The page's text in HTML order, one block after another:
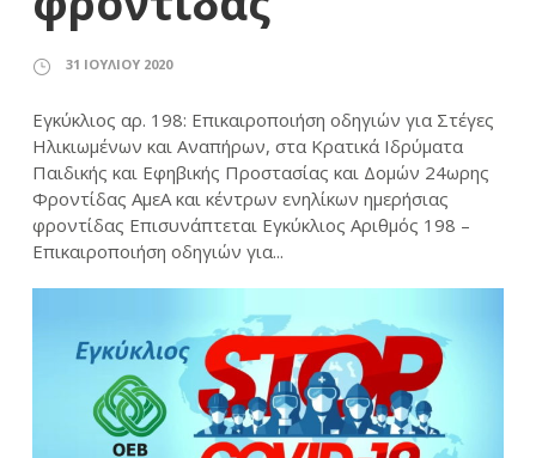
31 ΙΟΥΛΊΟΥ 2020
Εγκύκλιος αρ. 198: Eπικαιροποιήση οδηγιών για Στέγες
Ηλικιωμένων και Αναπήρων, στα Κρατικά Ιδρύματα
Παιδικής και Εφηβικής Προστασίας και Δομών 24ωρης
Φροντίδας ΑμεΑ και κέντρων ενηλίκων ημερήσιας
φροντίδας Επισυνάπτεται Εγκύκλιος Αριθμός 198 –
Eπικαιροποιήση οδηγιών για...